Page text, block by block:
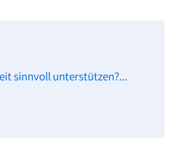
sinnvoll unterstützen?...